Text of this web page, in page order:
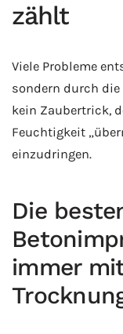
zählt
Viele Probleme
sondern durch
kein Zaubertrick,
Feuchtigkeit
einzudringen.
Die
immer